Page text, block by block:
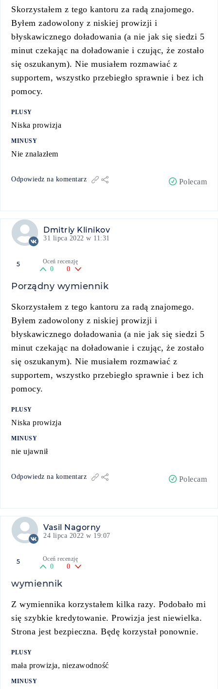
Skorzystałem z tego kantoru za radą znajomego.
Byłem zadowolony z niskiej prowizji i
błyskawicznego doładowania (a nie jak się siedzi 5
minut czekając na doładowanie i czując, że zostało
się oszukanym). Nie musiałem rozmawiać z
supportem, wszystko przebiegło sprawnie i bez ich
pomocy.
PLUSY
Niska prowizja
MINUSY
Nie znalazłem
Odpowiedz na komentarz Polecam
Dmitriy Klinikov
31 lipca 2022 w 11:31
5 Oceń recenzję
0 0
Porządny wymiennik
Skorzystałem z tego kantoru za radą znajomego.
Byłem zadowolony z niskiej prowizji i
błyskawicznego doładowania (a nie jak się siedzi 5
minut czekając na doładowanie i czując, że zostało
się oszukanym). Nie musiałem rozmawiać z
supportem, wszystko przebiegło sprawnie i bez ich
pomocy.
PLUSY
Niska prowizja
MINUSY
nie ujawnił
Odpowiedz na komentarz Polecam
Vasil Nagorny
24 lipca 2022 w 19:07
5 Oceń recenzję
0 0
wymiennik
Z wymiennika korzystałem kilka razy. Podobało mi
się szybkie kredytowanie. Prowizja jest niewielka.
Strona jest bezpieczna. Będę korzystał ponownie.
PLUSY
mała prowizja, niezawodność
MINUSY